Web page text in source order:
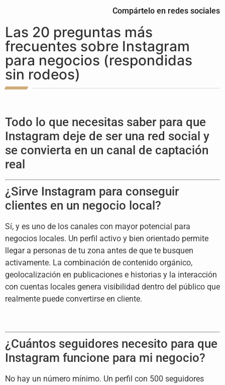
Compártelo en redes sociales
Las 20 preguntas más
frecuentes sobre Instagram
para negocios (respondidas
sin rodeos)
Todo lo que necesitas saber para que
Instagram deje de ser una red social y
se convierta en un canal de captación
real
¿Sirve Instagram para conseguir
clientes en un negocio local?
Sí, y es uno de los canales con mayor potencial para
negocios locales. Un perfil activo y bien orientado permite
llegar a personas de tu zona antes de que te busquen
activamente. La combinación de contenido orgánico,
geolocalización en publicaciones e historias y la interacción
con cuentas locales genera visibilidad dentro del público que
realmente puede convertirse en cliente.
¿Cuántos seguidores necesito para que
Instagram funcione para mi negocio?
No hay un número mínimo. Un perfil con 500 seguidores